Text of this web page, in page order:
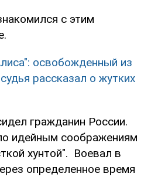
с этим
освобожденный из
рассказал о жутких
гражданин России.
идейным соображениям
хунтой". Воевал в
определенное время